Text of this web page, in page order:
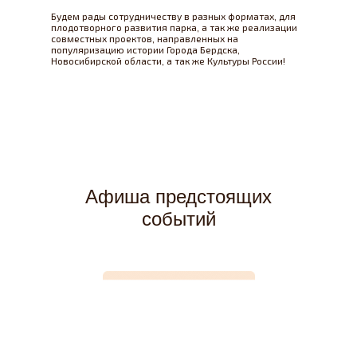
Будем рады сотрудничеству в разных форматах, для
плодотворного развития парка, а так же реализации
совместных проектов, направленных на
популяризацию истории Города Бердска,
Новосибирской области, а так же Культуры России!
Афиша предстоящих
событий